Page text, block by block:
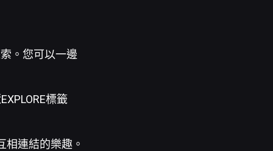
。您可以一邊
標籤
相連結的樂趣。